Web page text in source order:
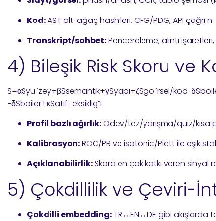
Kod:AST alt-ağaç hash’leri, CFG/PDG, API çağrı
Transkript/sohbet:Pencereleme, alıntı
4) Bileşik Risk Skoru ve
S=αSyu¨zey+βSsemantik+γSyapı+ζSgo¨rsel/
−δSboiler+κSatıf_eksiklig˘i
Profil bazlı ağırlık:Ödev/tez/yarışma/quiz/kısa
Kalibrasyon:ROC/PR ve isotonic/Platt ile eşik
Açıklanabilirlik:Skora en çok katkı veren sinyal
5) Çokdillilik ve Çeviri-
Çokdilli embedding:TR↔EN↔DE gibi akışlarda